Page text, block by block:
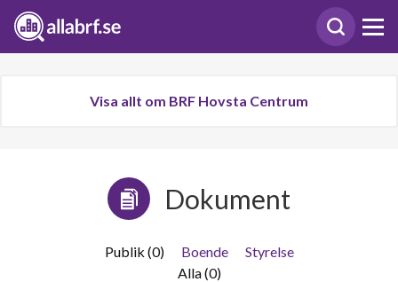
Visa allt om BRF Hovsta Centrum
Dokument
Publik (0) Boende
Styrelse
Alla (0)